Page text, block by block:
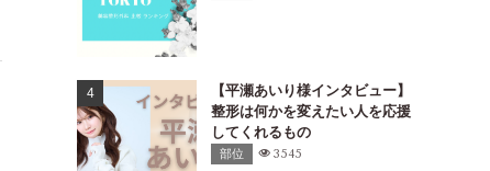
11：00～19：00※曜日により
休診日：月、土、日
¥3,300～
を行い、患者一人ひ
最適な治療プランを
【平瀬あいり様インタビュー】
整形は何かを変えたい人を応援
してくれるもの
部位 3545